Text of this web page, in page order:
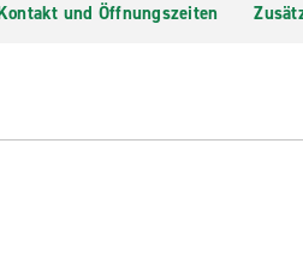
und Öffnungszeiten